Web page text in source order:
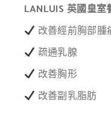
LANLUIS 英國皇室
改善經前胸部腫
疏通乳腺
改善胸形
改善副乳脂肪